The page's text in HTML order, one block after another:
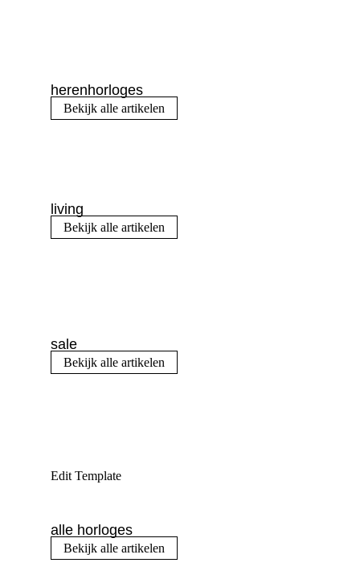
herenhorloges
Bekijk alle artikelen
living
Bekijk alle artikelen
sale
Bekijk alle artikelen
Edit Template
alle horloges
Bekijk alle artikelen